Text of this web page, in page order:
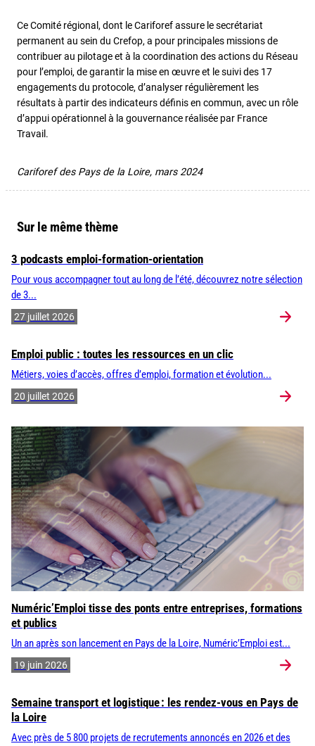
Ce Comité régional, dont le Cariforef assure le secrétariat
permanent au sein du Crefop, a pour principales missions de
contribuer au pilotage et à la coordination des actions du Réseau
pour l’emploi, de garantir la mise en œuvre et le suivi des 17
engagements du protocole, d’analyser régulièrement les
résultats à partir des indicateurs définis en commun, avec un rôle
d’appui opérationnel à la gouvernance réalisée par France
Travail.
Cariforef des Pays de la Loire, mars 2024
Sur le même thème
3 podcasts emploi-formation-orientation
Pour vous accompagner tout au long de l’été, découvrez notre sélection
de 3...
27 juillet 2026
Emploi public : toutes les ressources en un clic
Métiers, voies d’accès, offres d’emploi, formation et évolution...
20 juillet 2026
Numéric’Emploi tisse des ponts entre entreprises, formations
et publics
Un an après son lancement en Pays de la Loire, Numéric’Emploi est...
19 juin 2026
Semaine transport et logistique : les rendez-vous en Pays de
la Loire
Avec près de 5 800 projets de recrutements annoncés en 2026 et des